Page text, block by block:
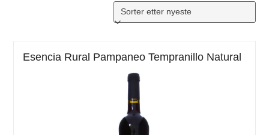
Esencia Rural Pampaneo Tempranillo Natural